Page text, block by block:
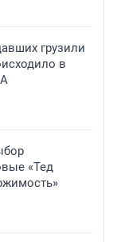
грузили
в
«Тед